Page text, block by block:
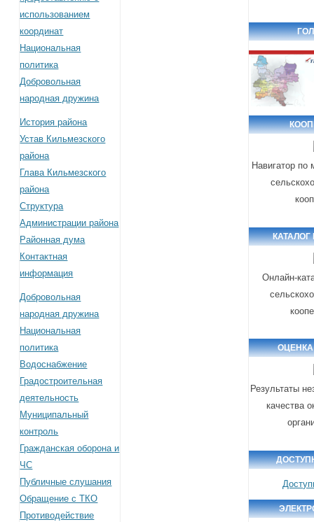
использованием
координат
Национальная
политика
Добровольная
народная дружина
История района
Устав Кильмезского
района
Глава Кильмезского
района
Структура
Администрации района
Районная дума
Контактная
информация
Добровольная
народная дружина
Национальная
политика
Водоснабжение
Градостроительная
деятельность
Муниципальный
контроль
Гражданская оборона и
ЧС
Публичные слушания
Обращение с ТКО
Противодействие
Навигатор по
Онлайн-
Результаты
качества